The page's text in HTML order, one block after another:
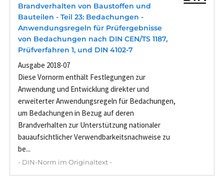
Brandverhalten von Baustoffen und
Bauteilen - Teil 23: Bedachungen -
Anwendungsregeln für Prüfergebnisse
von Bedachungen nach DIN CEN/TS 1187,
Prüfverfahren 1, und DIN 4102-7
Ausgabe 2018-07
Diese Vornorm enthält Festlegungen zur
Anwendung und Entwicklung direkter und
erweiterter Anwendungsregeln für Bedachungen,
um Bedachungen in Bezug auf deren
Brandverhalten zur Unterstützung nationaler
bauaufsichtlicher Verwendbarkeitsnachweise zu
be...
- DIN-Norm im Originaltext -